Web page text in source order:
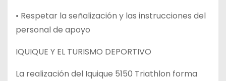
• Respetar la señalización y las instrucciones del
personal de apoyo
IQUIQUE Y EL TURISMO DEPORTIVO
La realización del Iquique 5150 Triathlon forma